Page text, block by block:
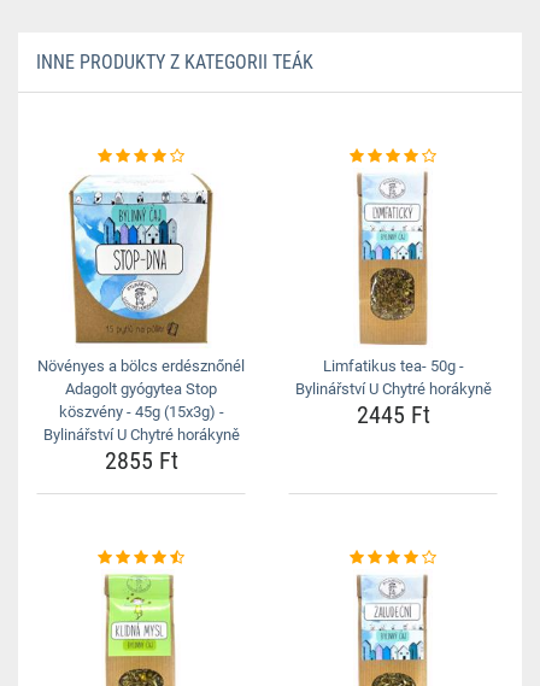
INNE PRODUKTY Z KATEGORII TEÁK
Növényes a bölcs erdésznőnél
Adagolt gyógytea Stop
köszvény - 45g (15x3g) -
Bylinářství U Chytré horákyně
2855 Ft
Limfatikus tea- 50g -
Bylinářství U Chytré horákyně
2445 Ft